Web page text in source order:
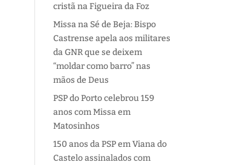
cristã na Figueira da Foz
Missa na Sé de Beja: Bispo
Castrense apela aos militares
da GNR que se deixem
“moldar como barro” nas
mãos de Deus
PSP do Porto celebrou 159
anos com Missa em
Matosinhos
150 anos da PSP em Viana do
Castelo assinalados com